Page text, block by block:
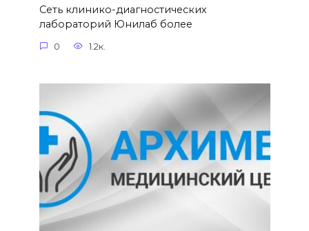
Сеть клинико-диагностических
лабораторий Юнилаб более
0 1.2к.